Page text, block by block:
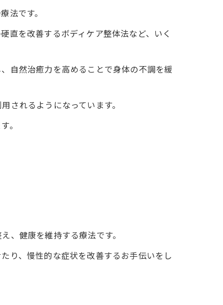
法です。
直を改善するボディケア整体法など、いく
自然治癒力を高めることで身体の不調を緩
されるようになっています。
。
、健康を維持する療法です。
り、慢性的な症状を改善するお手伝いをし